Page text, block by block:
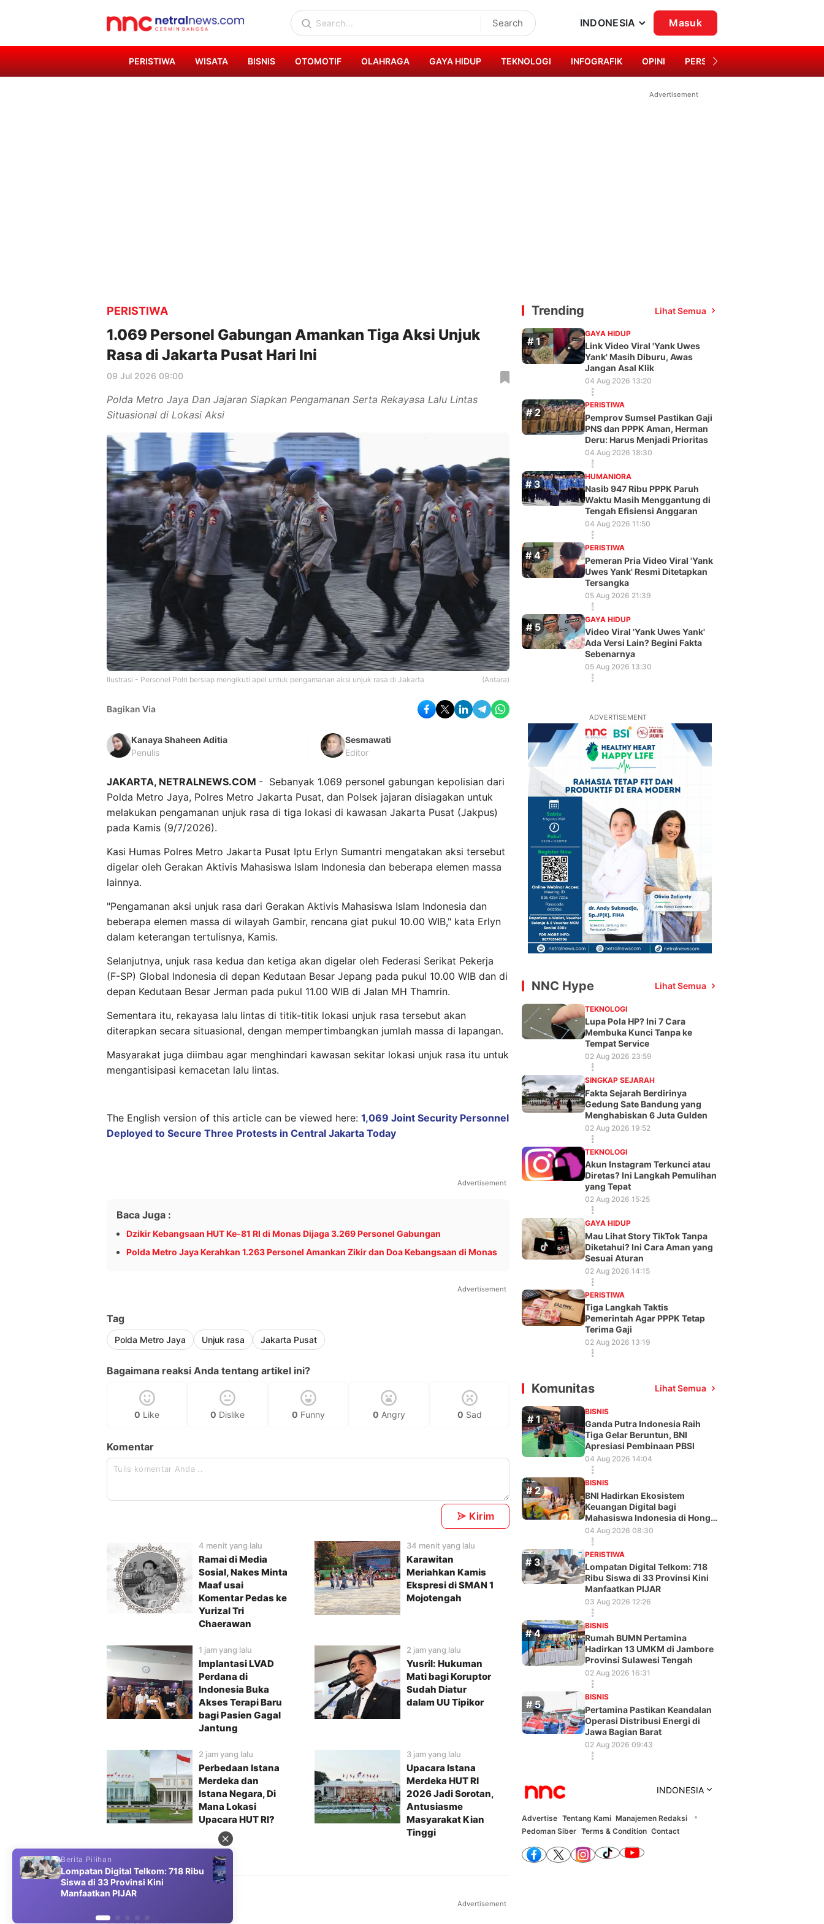
Search INDONESIA Masuk
PERISTIWA WISATA BISNIS OTOMOTIF OLAHRAGA GAYA HIDUP TEKNOLOGI INFOGRAFIK OPINI PERSONA
Advertisement
PERISTIWA
1.069 Personel Gabungan Amankan Tiga Aksi Unjuk
Rasa di Jakarta Pusat Hari Ini
09 Jul 2026 09:00
Polda Metro Jaya Dan Jajaran Siapkan Pengamanan Serta Rekayasa Lalu Lintas
Situasional di Lokasi Aksi
Ilustrasi - Personel Polri bersiap mengikuti apel untuk pengamanan aksi unjuk rasa di Jakarta (Antara)
Bagikan Via
Kanaya Shaheen Aditia
Penulis
Sesmawati
Editor
JAKARTA, NETRALNEWS.COM - Sebanyak 1.069 personel gabungan kepolisian dari
Polda Metro Jaya, Polres Metro Jakarta Pusat, dan Polsek jajaran disiagakan untuk
melakukan pengamanan unjuk rasa di tiga lokasi di kawasan Jakarta Pusat (Jakpus)
pada Kamis (9/7/2026).
Kasi Humas Polres Metro Jakarta Pusat Iptu Erlyn Sumantri mengatakan aksi tersebut
digelar oleh Gerakan Aktivis Mahasiswa Islam Indonesia dan beberapa elemen massa
lainnya.
"Pengamanan aksi unjuk rasa dari Gerakan Aktivis Mahasiswa Islam Indonesia dan
beberapa elemen massa di wilayah Gambir, rencana giat pukul 10.00 WIB," kata Erlyn
dalam keterangan tertulisnya, Kamis.
Selanjutnya, unjuk rasa kedua dan ketiga akan digelar oleh Federasi Serikat Pekerja
(F-SP) Global Indonesia di depan Kedutaan Besar Jepang pada pukul 10.00 WIB dan di
depan Kedutaan Besar Jerman pada pukul 11.00 WIB di Jalan MH Thamrin.
Sementara itu, rekayasa lalu lintas di titik-titik lokasi unjuk rasa tersebut akan
diterapkan secara situasional, dengan mempertimbangkan jumlah massa di lapangan.
Masyarakat juga diimbau agar menghindari kawasan sekitar lokasi unjuk rasa itu untuk
mengantisipasi kemacetan lalu lintas.
The English version of this article can be viewed here: 1,069 Joint Security Personnel
Deployed to Secure Three Protests in Central Jakarta Today
Advertisement
Baca Juga :
Dzikir Kebangsaan HUT Ke-81 RI di Monas Dijaga 3.269 Personel Gabungan
Polda Metro Jaya Kerahkan 1.263 Personel Amankan Zikir dan Doa Kebangsaan di Monas
Advertisement
Tag
Polda Metro Jaya Unjuk rasa Jakarta Pusat
Bagaimana reaksi Anda tentang artikel ini?
0 Like 0 Dislike 0 Funny 0 Angry 0 Sad
Komentar
Kirim
4 menit yang lalu
Ramai di Media
Sosial, Nakes Minta
Maaf usai
Komentar Pedas ke
Yurizal Tri
Chaerawan
34 menit yang lalu
Karawitan
Meriahkan Kamis
Ekspresi di SMAN 1
Mojotengah
1 jam yang lalu
Implantasi LVAD
Perdana di
Indonesia Buka
Akses Terapi Baru
bagi Pasien Gagal
Jantung
2 jam yang lalu
Yusril: Hukuman
Mati bagi Koruptor
Sudah Diatur
dalam UU Tipikor
2 jam yang lalu
Perbedaan Istana
Merdeka dan
Istana Negara, Di
Mana Lokasi
Upacara HUT RI?
3 jam yang lalu
Upacara Istana
Merdeka HUT RI
2026 Jadi Sorotan,
Antusiasme
Masyarakat Kian
Tinggi
Advertisement
Trending Lihat Semua
GAYA HIDUP
Link Video Viral 'Yank Uwes
Yank' Masih Diburu, Awas
Jangan Asal Klik
04 Aug 2026 13:20
PERISTIWA
Pemprov Sumsel Pastikan Gaji
PNS dan PPPK Aman, Herman
Deru: Harus Menjadi Prioritas
04 Aug 2026 18:30
HUMANIORA
Nasib 947 Ribu PPPK Paruh
Waktu Masih Menggantung di
Tengah Efisiensi Anggaran
04 Aug 2026 11:50
PERISTIWA
Pemeran Pria Video Viral 'Yank
Uwes Yank' Resmi Ditetapkan
Tersangka
05 Aug 2026 21:39
GAYA HIDUP
Video Viral 'Yank Uwes Yank'
Ada Versi Lain? Begini Fakta
Sebenarnya
05 Aug 2026 13:30
ADVERTISEMENT
NNC Hype Lihat Semua
TEKNOLOGI
Lupa Pola HP? Ini 7 Cara
Membuka Kunci Tanpa ke
Tempat Service
02 Aug 2026 23:59
SINGKAP SEJARAH
Fakta Sejarah Berdirinya
Gedung Sate Bandung yang
Menghabiskan 6 Juta Gulden
02 Aug 2026 19:52
TEKNOLOGI
Akun Instagram Terkunci atau
Diretas? Ini Langkah Pemulihan
yang Tepat
02 Aug 2026 15:25
GAYA HIDUP
Mau Lihat Story TikTok Tanpa
Diketahui? Ini Cara Aman yang
Sesuai Aturan
02 Aug 2026 14:15
PERISTIWA
Tiga Langkah Taktis
Pemerintah Agar PPPK Tetap
Terima Gaji
02 Aug 2026 13:19
Komunitas Lihat Semua
BISNIS
Ganda Putra Indonesia Raih
Tiga Gelar Beruntun, BNI
Apresiasi Pembinaan PBSI
04 Aug 2026 14:04
BISNIS
BNI Hadirkan Ekosistem
Keuangan Digital bagi
Mahasiswa Indonesia di Hong
Kong
04 Aug 2026 08:30
PERISTIWA
Lompatan Digital Telkom: 718
Ribu Siswa di 33 Provinsi Kini
Manfaatkan PIJAR
03 Aug 2026 12:26
BISNIS
Rumah BUMN Pertamina
Hadirkan 13 UMKM di Jambore
Provinsi Sulawesi Tengah
02 Aug 2026 16:31
BISNIS
Pertamina Pastikan Keandalan
Operasi Distribusi Energi di
Jawa Bagian Barat
02 Aug 2026 09:43
INDONESIA
Advertise Tentang Kami Manajemen Redaksi
Pedoman Siber Terms & Condition Contact
Berita Pilihan
Lompatan Digital Telkom: 718 Ribu
Siswa di 33 Provinsi Kini
Manfaatkan PIJAR
Berita Pilihan